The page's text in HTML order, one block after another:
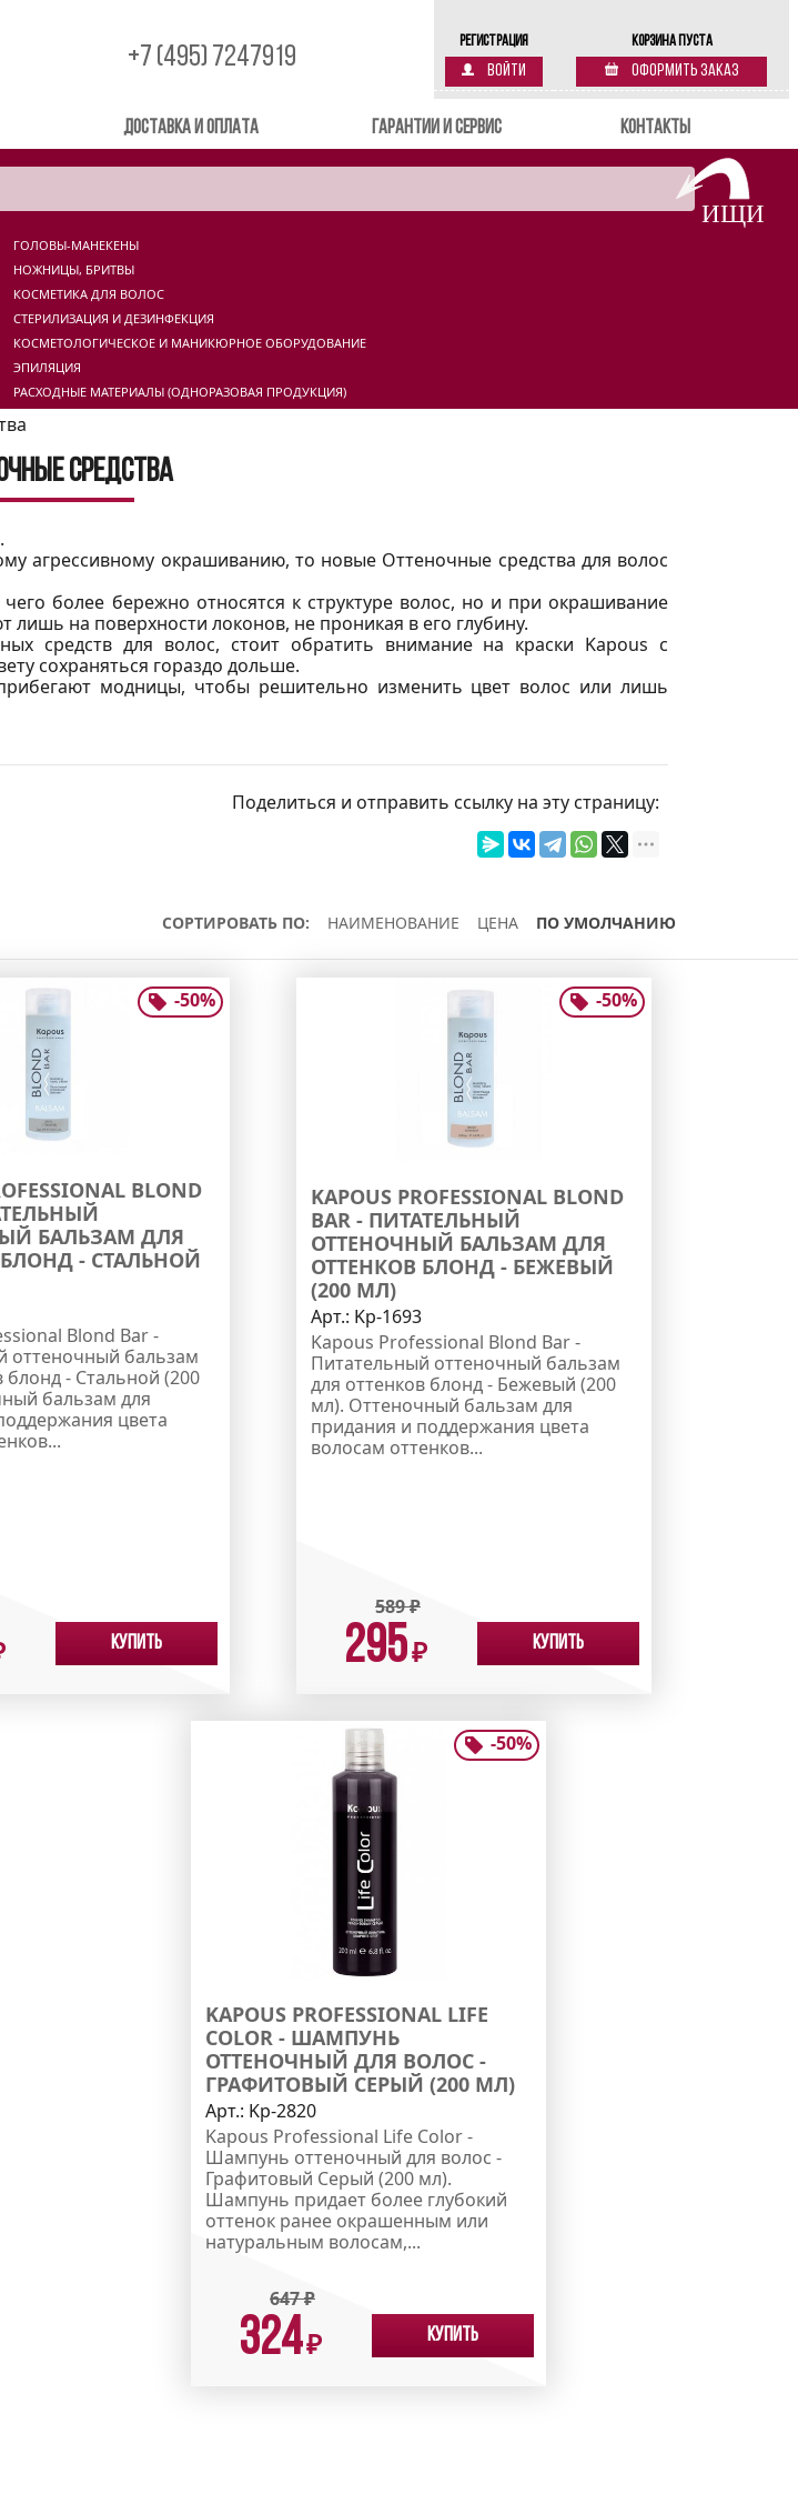
Регистрация
Войти
Корзина пуста
Оформить заказ
+7 (495) 7247919
Доставка и оплата Гарантии и сервис Контакты
ГОЛОВЫ-МАНЕКЕНЫ
НОЖНИЦЫ, БРИТВЫ
КОСМЕТИКА ДЛЯ ВОЛОС
СТЕРИЛИЗАЦИЯ И ДЕЗИНФЕКЦИЯ
КОСМЕТОЛОГИЧЕСКОЕ И МАНИКЮРНОЕ ОБОРУДОВАНИЕ
ЭПИЛЯЦИЯ
РАСХОДНЫЕ МАТЕРИАЛЫ (ОДНОРАЗОВАЯ ПРОДУКЦИЯ)
средства
агрессивному окрашиванию, то новые Оттеночные средства для волос
более бережно относятся к структуре волос, но и при окрашивание
на поверхности локонов, не проникая в его глубину.
средств для волос, стоит обратить внимание на краски Kapous с
сохраняться гораздо дольше.
модницы, чтобы решительно изменить цвет волос или лишь
Поделиться и отправить ссылку на эту страницу:
СОРТИРОВАТЬ ПО: НАИМЕНОВАНИЕ ЦЕНА ПО УМОЛЧАНИЮ
-50%
BLOND
БАЛЬЗАМ ДЛЯ
- СТАЛЬНОЙ
Blond Bar -
оттеночный бальзам
блонд - Стальной (200
бальзам для
цвета
Купить
-50%
KAPOUS PROFESSIONAL BLOND
BAR - ПИТАТЕЛЬНЫЙ
ОТТЕНОЧНЫЙ БАЛЬЗАМ ДЛЯ
ОТТЕНКОВ БЛОНД - БЕЖЕВЫЙ
(200 МЛ)
Арт.: Kp-1693
Kapous Professional Blond Bar -
Питательный оттеночный бальзам
для оттенков блонд - Бежевый (200
мл). Оттеночный бальзам для
придания и поддержания цвета
волосам оттенков...
589₽
295₽ Купить
-50%
KAPOUS PROFESSIONAL LIFE
COLOR - ШАМПУНЬ
ОТТЕНОЧНЫЙ ДЛЯ ВОЛОС -
ГРАФИТОВЫЙ СЕРЫЙ (200 МЛ)
Арт.: Kp-2820
Kapous Professional Life Color -
Шампунь оттеночный для волос -
Графитовый Серый (200 мл).
Шампунь придает более глубокий
оттенок ранее окрашенным или
натуральным волосам,...
647₽
324₽ Купить